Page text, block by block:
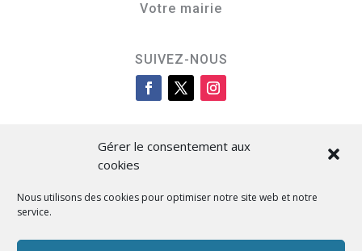
Gérer le consentement aux
cookies
Nous utilisons des cookies pour optimiser notre site web et notre
service.
Votre mairie
SUIVEZ-NOUS
Cità di L’Isula